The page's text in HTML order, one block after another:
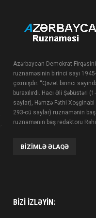
Azərbaycan Demokrat
ruznaməsinin birinci sayı
çıxmışdır. “Qəzet birinci
buraxılırdı. Hacı Əli Şəbüstəri
saylar), Həmzə Fəthi
293-cü saylar) ruznamənin
ruznamənin baş redaktoru
BIZIMLƏ ƏLAQƏ
BIZI IZLƏYIN: